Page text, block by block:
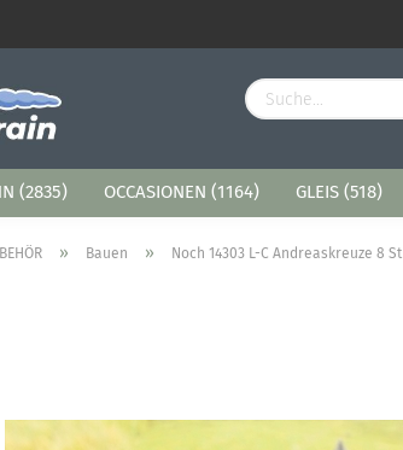
(2835) OCCASIONEN (1164) GLEIS (518)
» Bauen » Noch 14303 L-C Andreaskreuze 8 St